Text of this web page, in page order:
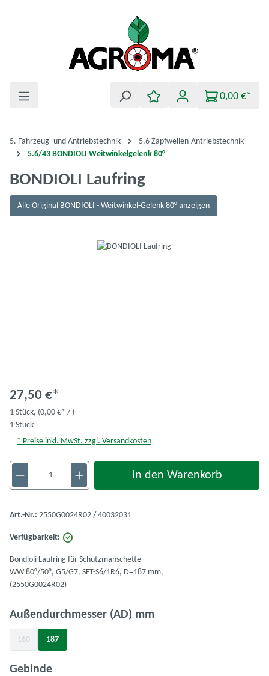
0,00 €*
5. Fahrzeug- und Antriebstechnik
5.6 Zapfwellen-Antriebstechnik
5.6/43 BONDIOLI Weitwinkelgelenk 80°
BONDIOLI Laufring
Alle Original BONDIOLI - Weitwinkel-Gelenk 80° anzeigen
27,50 €*
1 Stück, (0,00 €* / )
1 Stück
* Preise inkl. MwSt. zzgl. Versandkosten
Produkt Anzahl: Gib den gewünschten Wert
In den Warenkorb
Art.-Nr.: 2550G0024R02 / 40032031
Verfügbarkeit:
Bondioli Laufring für Schutzmanschette
WW 80°/50°, G5/G7, SFT-S6/1R6, D=187 mm,
(2550G0024R02)
Außendurchmesser (AD) mmauswählen
160
(Diese Option ist zurzeit nicht verfügbar.)
187
Gebindeauswählen